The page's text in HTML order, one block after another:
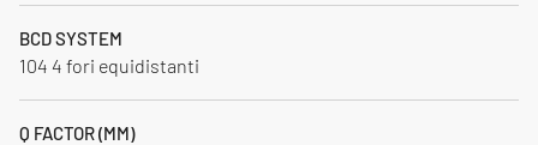
BCD SYSTEM
104 4 fori equidistanti
Q FACTOR (MM)